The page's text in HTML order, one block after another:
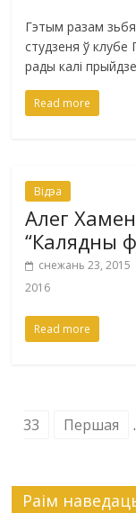
Гэтым разам
студзеня ў клубе
рады калі
Read more
Відэа
Алег
“Калядны
снежань 23, 2015
2016
Read more
33
Першая
Раiм